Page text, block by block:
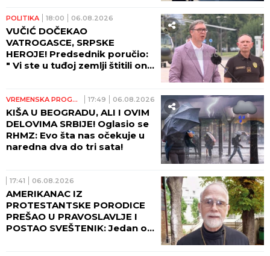
POLITIKA 18:00 06.08.2026
VUČIĆ DOČEKAO
VATROGASCE, SRPSKE
HEROJE! Predsednik poručio:
" Vi ste u tuđoj zemlji štitili ono
VREMENSKA PROGNOZA 17:49 06.08.2026
KIŠA U BEOGRADU, ALI I OVIM
DELOVIMA SRBIJE! Oglasio se
RHMZ: Evo šta nas očekuje u
naredna dva do tri sata!
17:41 06.08.2026
AMERIKANAC IZ
PROTESTANTSKE PORODICE
PREŠAO U PRAVOSLAVLJE I
POSTAO SVEŠTENIK: Jedan od